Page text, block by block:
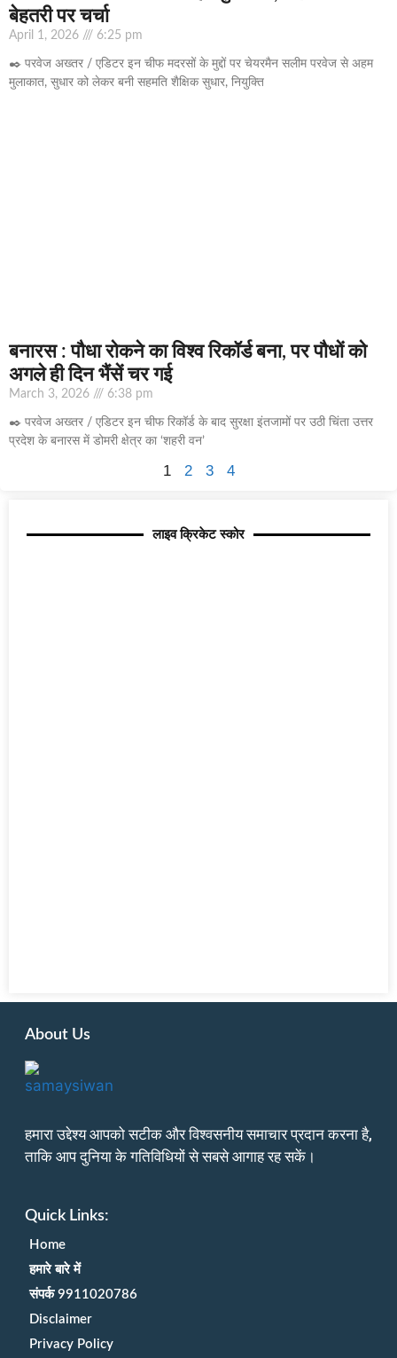
बेहतरी पर चर्चा
April 1, 2026 6:25 pm
✒️ परवेज अख्तर / एडिटर इन चीफ मदरसों के मुद्दों पर चेयरमैन सलीम परवेज से अहम
मुलाकात, सुधार को लेकर बनी सहमति शैक्षिक सुधार, नियुक्ति
बनारस : पौधा रोकने का विश्व रिकॉर्ड बना, पर पौधों को
अगले ही दिन भैंसें चर गई
March 3, 2026 6:38 pm
✒️ परवेज अख्तर / एडिटर इन चीफ रिकॉर्ड के बाद सुरक्षा इंतजामों पर उठी चिंता उत्तर
प्रदेश के बनारस में डोमरी क्षेत्र का ‘शहरी वन’
1 2 3 4
लाइव क्रिकेट स्कोर
About Us
हमारा उद्देश्य आपको सटीक और विश्वसनीय समाचार प्रदान करना है,
ताकि आप दुनिया के गतिविधियों से सबसे आगाह रह सकें।
Quick Links:
Home
हमारे बारे में
संपर्क 9911020786
Disclaimer
Privacy Policy